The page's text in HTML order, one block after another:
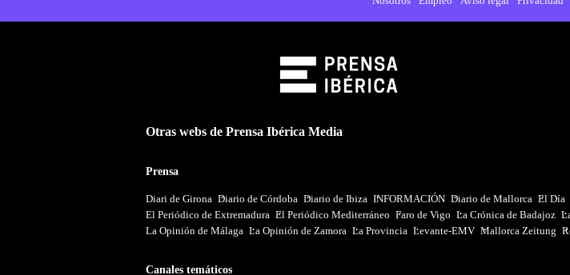
Otras webs de Prensa Ibérica Media
Prensa
Diari de Girona Diario de Córdoba Diario de Ibiza INFORMACIÓN Diario de Mallorca El Día
El Periódico de Extremadura El Periódico Mediterráneo Faro de Vigo La Crónica de Badajoz
La Opinión de Málaga La Opinión de Zamora La Provincia Levante-EMV Mallorca Zeitung
Canales temáticos